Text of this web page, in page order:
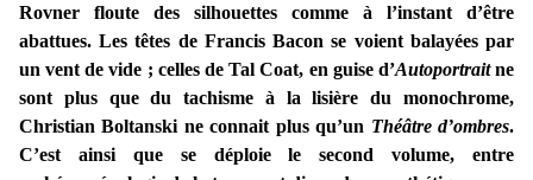
Rovner floute des silhouettes comme à l’instant d’être
abattues. Les têtes de Francis Bacon se voient balayées par
un vent de vide ; celles de Tal Coat, en guise d’Autoportraitne
sont plus que du tachisme à la lisière du monochrome,
Christian Boltanski ne connait plus qu’un Théâtre d’ombres.
C’est ainsi que se déploie le second volume, entre